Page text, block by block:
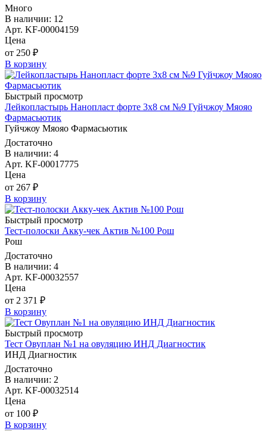
Много
В наличии: 12
Арт. KF-00004159
Цена
от 250 ₽
В корзину
Быстрый просмотр
Лейкопластырь Нанопласт форте 3х8 см №9 Гуйчжоу Мяояо
Фармасьютик
Гуйчжоу Мяояо Фармасьютик
Достаточно
В наличии: 4
Арт. KF-00017775
Цена
от 267 ₽
В корзину
Быстрый просмотр
Тест-полоски Акку-чек Актив №100 Рош
Рош
Достаточно
В наличии: 4
Арт. KF-00032557
Цена
от 2 371 ₽
В корзину
Быстрый просмотр
Тест Овуплан №1 на овуляцию ИНД Диагностик
ИНД Диагностик
Достаточно
В наличии: 2
Арт. KF-00032514
Цена
от 100 ₽
В корзину